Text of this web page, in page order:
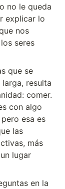
no le queda
explicar lo
nos
seres
que se
resulta
comer.
con algo
esa es
las
más
lugar
en la